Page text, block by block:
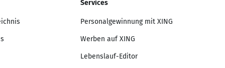
Services
Personalgewinnung mit XING
Werben auf XING
Lebenslauf-Editor